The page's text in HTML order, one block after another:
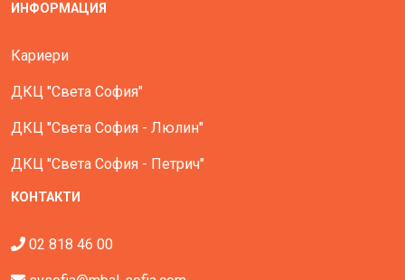
ИНФОРМАЦИЯ
Кариери
ДКЦ "Света София"
ДКЦ "Света София - Люлин"
ДКЦ "Света София - Петрич"
КОНТАКТИ
02 818 46 00